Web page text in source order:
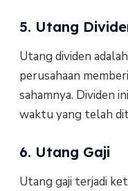
5. Utang
Utang dividen
perusahaan
sahamnya. Dividen
waktu yang telah
6. Utang Gaji
Utang gaji terjadi